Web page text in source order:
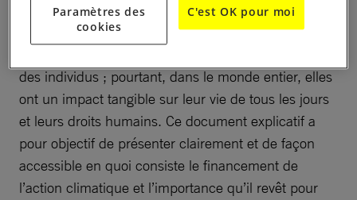
climatique, notamment concernant le lien avec la
structure de la dette et la politique fiscale mondiale,
des individus ; pourtant, dans le monde entier, elles
ont un impact tangible sur leur vie de tous les jours
et leurs droits humains. Ce document explicatif a
pour objectif de présenter clairement et de façon
accessible en quoi consiste le financement de
l’action climatique et l’importance qu’il revêt pour
Paramètres des
cookies
C'est OK pour moi